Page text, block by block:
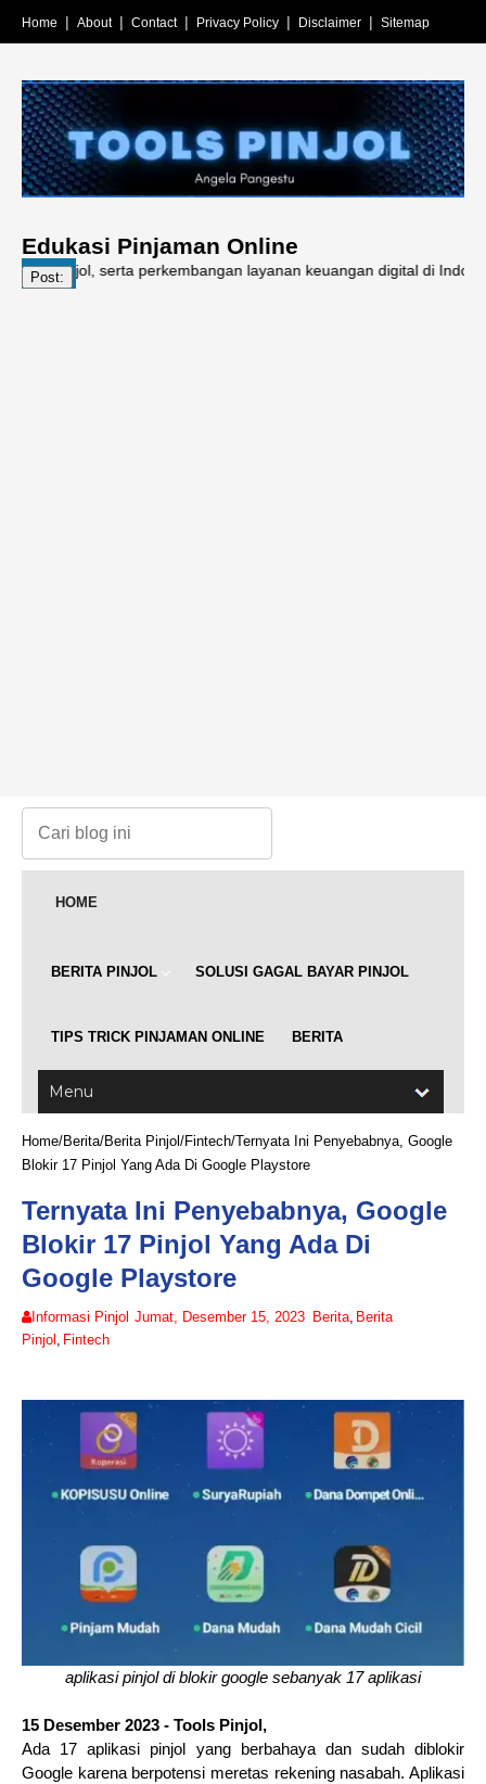
Home About Contact Privacy Policy Disclaimer Sitemap
Edukasi Pinjaman Online
Post:
serta perkembangan layanan keuangan digital di Indonesia.
HOME
BERITA PINJOL SOLUSI GAGAL BAYAR PINJOL
TIPS TRICK PINJAMAN ONLINE BERITA
Home/Berita/Berita Pinjol /Fintech/Ternyata Ini Penyebabnya, Google
Blokir 17 Pinjol Yang Ada Di Google Playstore
Ternyata Ini Penyebabnya, Google
Blokir 17 Pinjol Yang Ada Di
Google Playstore
Informasi Pinjol Jumat, Desember 15, 2023 Berita, Berita
Pinjol , Fintech
aplikasi pinjol di blokir google sebanyak 17 aplikasi
15 Desember 2023 - Tools Pinjol,
Ada 17 aplikasi pinjol yang berbahaya dan sudah diblokir
Google karena berpotensi meretas rekening nasabah. Aplikasi